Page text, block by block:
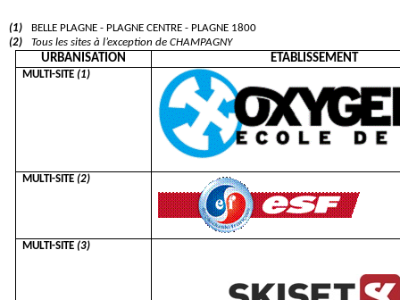
(1)
BELLE PLAGNE - PLAGNE CENTRE - PLAGNE 1800
(2)
Tous les sites à l’exception de CHAMPAGNY
URBANISATION ETABLISSEMENT
MULTI-SITE(1)
MULTI-SITE(2)
MULTI-SITE(3)